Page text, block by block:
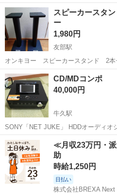
り受信専用ですので発信はできません
個と本体、充電クレードルです。 バ
詳細はUV-5R Pl...
茨城 牛久市 牛久駅 オーデ
スピーカースタ
ー
1,980円
友部駅
オンキヨー スピーカースタンド 2本
有ります。 高さ約62cm 上面のサイズ
25cm✕29cm
茨城 笠間市 オーデ
CD/MDコンポ
40,000円
牛久駅
SONY「NET JUKE」 HDDオーディオシステム CD、MD
応 型番は画像3枚目をご覧ください。 状態はとてもきれいだと思いま
す。 欠点としては、スピーカーの網目にガムテープを剥がした跡があ
ることで...
茨城 牛久市 牛久駅 オーデ
≪月収23万円・
助
時給1,250円
日払い
株式会社BREXA Next